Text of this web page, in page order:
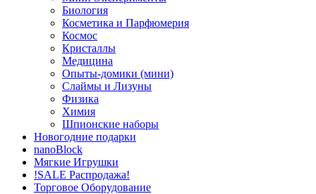
Биология
Косметика и Парфюмерия
Космос
Кристаллы
Медицина
Опыты-домики (мини)
Слаймы и Лизуны
Физика
Химия
Шпионские наборы
Новогодние подарки
nanoBlock
Мягкие Игрушки
!SALE Распродажа!
Торговое Оборудование